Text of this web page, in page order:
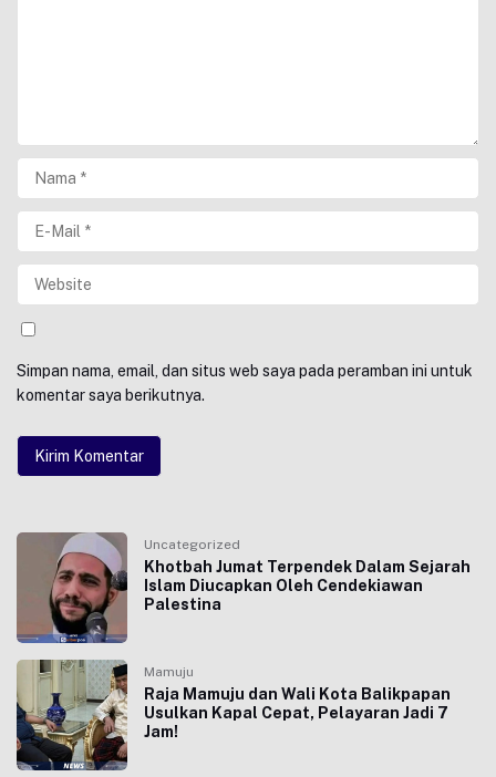
Simpan nama, email, dan situs web saya pada peramban ini untuk
komentar saya berikutnya.
Uncategorized
Khotbah Jumat Terpendek Dalam Sejarah
Islam Diucapkan Oleh Cendekiawan
Palestina
Mamuju
Raja Mamuju dan Wali Kota Balikpapan
Usulkan Kapal Cepat, Pelayaran Jadi 7
Jam!